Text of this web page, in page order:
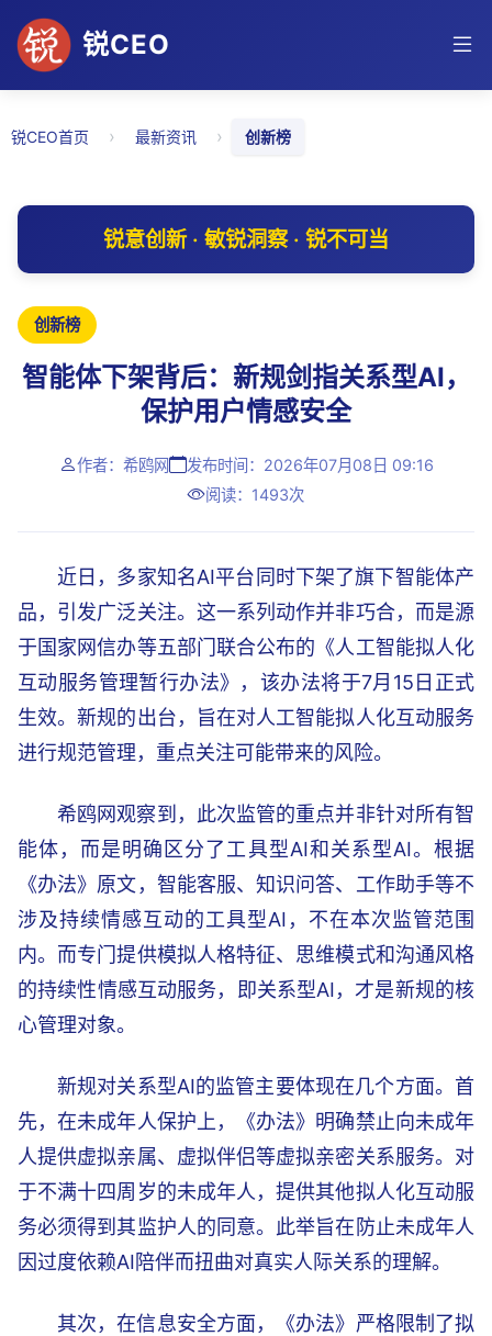
锐CEO
锐CEO首页 › 最新资讯 › 创新榜
锐意创新 · 敏锐洞察 · 锐不可当
创新榜
智能体下架背后：新规剑指关系型AI，
保护用户情感安全
作者：希鸥网
发布时间：2026年07月08日 09:16
阅读：1493次
近日，多家知名AI平台同时下架了旗下智能体产
品，引发广泛关注。这一系列动作并非巧合，而是源
于国家网信办等五部门联合公布的《人工智能拟人化
互动服务管理暂行办法》，该办法将于7月15日正式
生效。新规的出台，旨在对人工智能拟人化互动服务
进行规范管理，重点关注可能带来的风险。
希鸥网观察到，此次监管的重点并非针对所有智
能体，而是明确区分了工具型AI和关系型AI。根据
《办法》原文，智能客服、知识问答、工作助手等不
涉及持续情感互动的工具型AI，不在本次监管范围
内。而专门提供模拟人格特征、思维模式和沟通风格
的持续性情感互动服务，即关系型AI，才是新规的核
心管理对象。
新规对关系型AI的监管主要体现在几个方面。首
先，在未成年人保护上，《办法》明确禁止向未成年
人提供虚拟亲属、虚拟伴侣等虚拟亲密关系服务。对
于不满十四周岁的未成年人，提供其他拟人化互动服
务必须得到其监护人的同意。此举旨在防止未成年人
因过度依赖AI陪伴而扭曲对真实人际关系的理解。
其次，在信息安全方面，《办法》严格限制了拟